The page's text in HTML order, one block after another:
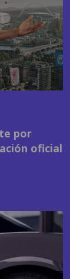
por
oficial